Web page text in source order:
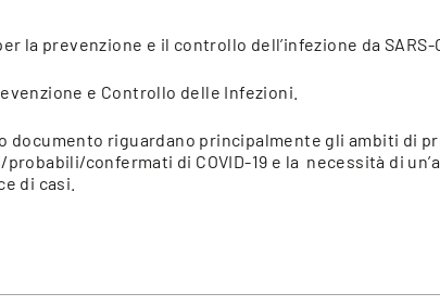
la prevenzione e il controllo dell’infezione da
e Controllo delle Infezioni.
documento riguardano principalmente gli ambiti di
confermati di COVID-19 e la necessità di
di casi.